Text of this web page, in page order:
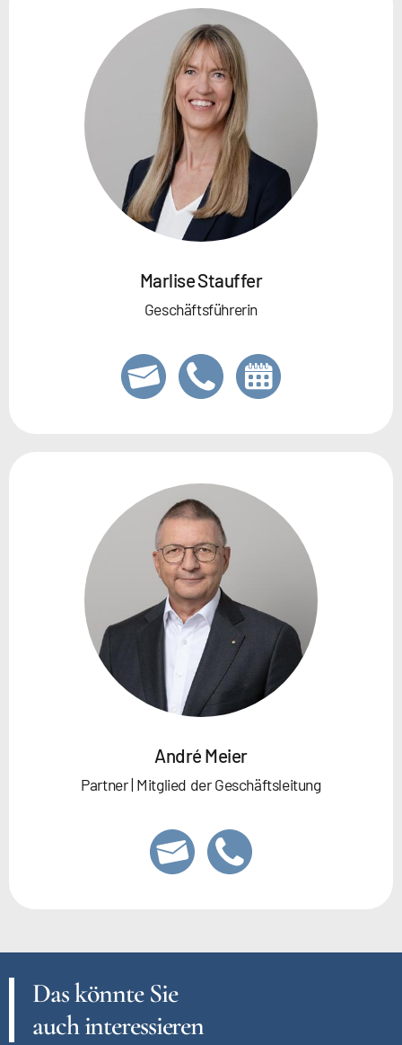
Marlise Stauffer
Geschäftsführerin
André Meier
Partner | Mitglied der Geschäftsleitung
Das könnte Sie
auch interessieren